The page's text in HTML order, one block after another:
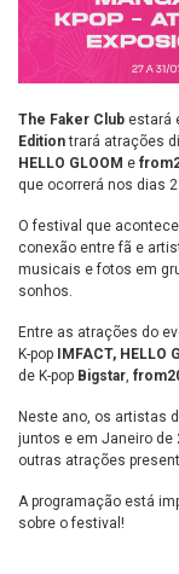
The Faker Club estará
Editiontrará atrações
HELLO GLOOM e
que ocorrerá nos dias
O festival que
conexão entre fã e
musicais e fotos em
sonhos.
Entre as atrações do
K-pop
IMFACT, HELLO
de K-pop Bigstar,
Neste ano, os artistas
juntos e em Janeiro de
outras atrações
A programação está
sobre o festival!